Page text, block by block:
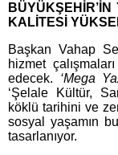
KALİTESİ
Başkan Vahap
hizmet
edecek. ‘Mega
‘Şelale Kültür,
köklü tarihini ve
sosyal yaşamın
tasarlanıyor.